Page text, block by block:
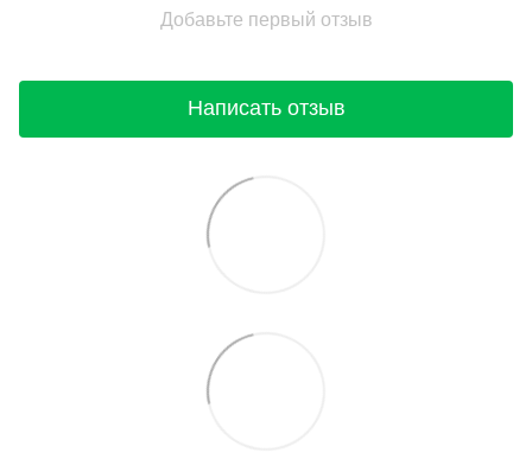
Добавьте первый отзыв
Написать отзыв